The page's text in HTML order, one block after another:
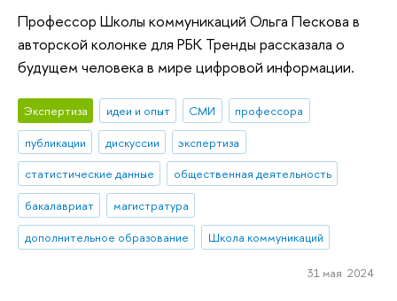
Профессор Школы коммуникаций Ольга Пескова в
авторской колонке для РБК Тренды рассказала о
будущем человека в мире цифровой информации.
Экспертиза идеи и опыт СМИ
профессора
публикации
дискуссии
экспертиза
статистические данные
общественная деятельность
бакалавриат
магистратура
дополнительное образование
Школа коммуникаций
31 мая 2024